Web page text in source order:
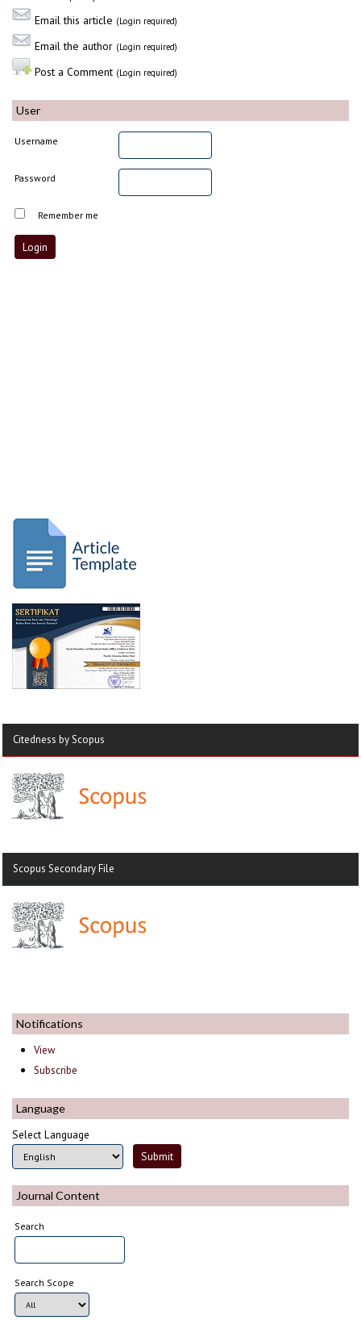
Email this article (Login required)
Email the author (Login required)
Post a Comment (Login required)
User
Username
Password
Remember me
Citedness by Scopus
Scopus Secondary File
Notifications
View
Subscribe
Language
Select Language
Journal Content
Search
Search Scope